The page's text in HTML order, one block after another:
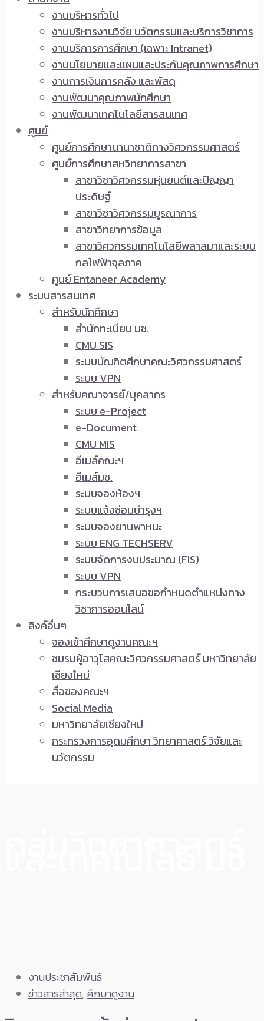
งานบริหารทั่วไป
งานบริหารงานวิจัย นวัตกรรมและบริการวิชาการ
งานบริการการศึกษา (เฉพาะ Intranet)
งานนโยบายและแผนและประกันคุณภาพการศึกษา
งานการเงินการคลัง และพัสดุ
งานพัฒนาคุณภาพนักศึกษา
งานพัฒนาเทคโนโลยีสารสนเทศ
ศูนย์
ศูนย์การศึกษานานาชาติทางวิศวกรรมศาสตร์
ศูนย์การศึกษาสหวิทยาการสาขา
สาขาวิชาวิศวกรรมหุ่นยนต์และปัญญา
ประดิษฐ์
สาขาวิชาวิศวกรรมบูรณาการ
สาขาวิทยาการข้อมูล
สาขาวิศวกรรมเทคโนโลยีพลาสมาและระบบ
กลไฟฟ้าจุลภาค
ศูนย์ Entaneer Academy
ระบบสารสนเทศ
สำหรับนักศึกษา
สำนักทะเบียน มช.
CMU SIS
ระบบบัณฑิตศึกษาคณะวิศวกรรมศาสตร์
ระบบ VPN
สำหรับคณาจารย์/บุคลากร
ระบบ e-Project
e-Document
CMU MIS
อีเมล์คณะฯ
อีเมล์มช.
ระบบจองห้องฯ
ระบบแจ้งซ่อมบำรุงฯ
ระบบจองยานพาหนะ
ระบบ ENG TECHSERV
ระบบจัดการงบประมาณ (FIS)
ระบบ VPN
กระบวนการเสนอขอกำหนดตำแหน่งทาง
วิชาการออนไลน์
ลิงค์อื่นๆ
จองเข้าศึกษาดูงานคณะฯ
ชมรมผู้อาวุโสคณะวิศวกรรมศาสตร์ มหาวิทยาลัย
เชียงใหม่
สื่อของคณะฯ
Social Media
มหาวิทยาลัยเชียงใหม่
กระทรวงการอุดมศึกษา วิทยาศาสตร์ วิจัยและ
นวัตกรรม
งานประชาสัมพันธ์
ข่าวสารล่าสุด, ศึกษาดูงาน